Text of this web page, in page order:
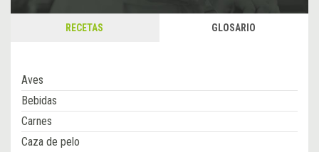
RECETAS GLOSARIO
Aves
Bebidas
Carnes
Caza de pelo